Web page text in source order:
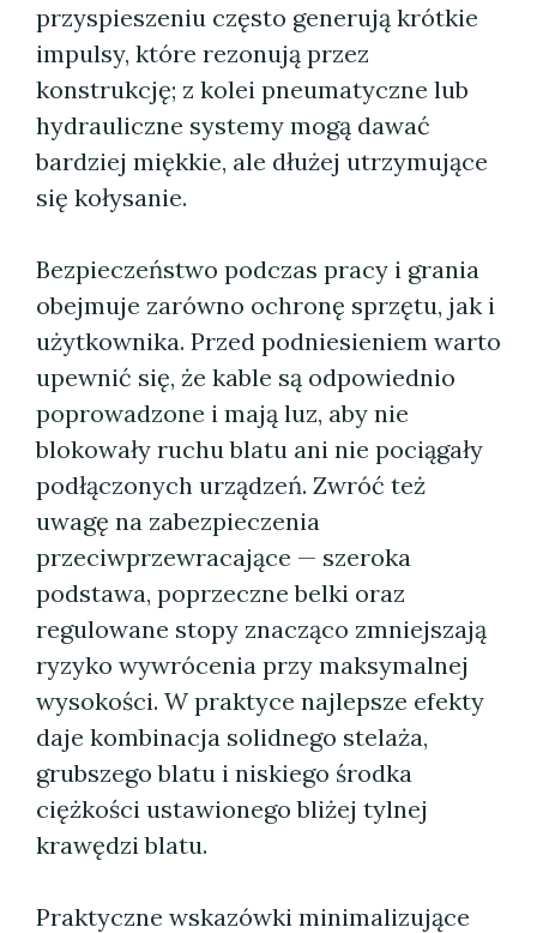
przyspieszeniu często generują krótkie
impulsy, które rezonują przez
konstrukcję; z kolei pneumatyczne lub
hydrauliczne systemy mogą dawać
bardziej miękkie, ale dłużej utrzymujące
się kołysanie.
Bezpieczeństwo podczas pracy i grania
obejmuje zarówno ochronę sprzętu, jak i
użytkownika. Przed podniesieniem warto
upewnić się, że kable są odpowiednio
poprowadzone i mają luz, aby nie
blokowały ruchu blatu ani nie pociągały
podłączonych urządzeń. Zwróć też
uwagę na zabezpieczenia
przeciwprzewracające — szeroka
podstawa, poprzeczne belki oraz
regulowane stopy znacząco zmniejszają
ryzyko wywrócenia przy maksymalnej
wysokości. W praktyce najlepsze efekty
daje kombinacja solidnego stelaża,
grubszego blatu i niskiego środka
ciężkości ustawionego bliżej tylnej
krawędzi blatu.
Praktyczne wskazówki minimalizujące